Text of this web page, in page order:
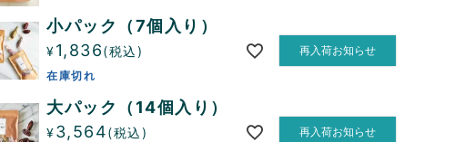
小パック（7個入り）
¥1,836 税込
在庫切れ
再入荷お知らせ
大パック（14個入り）
¥3,564 税込 再入荷お知らせ